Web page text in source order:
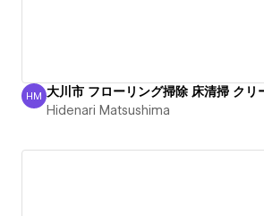
Hidenari Matsushima
HM
Hidenari Matsushima